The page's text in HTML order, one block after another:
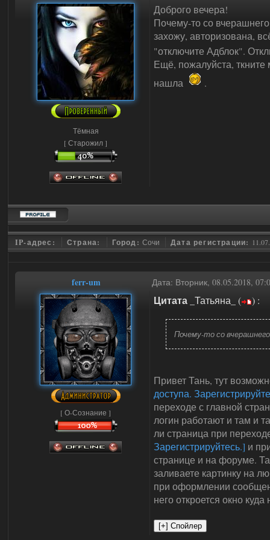
Тёмная
[ Старожил ]
Доброго вечера!
Почему-то со
захожу, авторизована,
"отключите Адблок".
Ещё, пожалуйста, ткните
нашла
.
IP-адрес: Страна: Город:Сочи Дата регистрации:
ferr-um Дата: Вторник, 08.05.2018,
[ О-Сознание ]
Цитата _Татьяна_ ( ) :
Почему-то со
Привет Тань, тут
доступа.
переходе с главной
логин работают и там и
ли страница при
Зарегистрируйтесь.] и
странице и на форуме.
заливаете картинку на
при оформлении
него откроется окно